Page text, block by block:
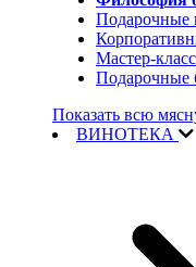
Подарочные
Мастер-
Подарочные
Показать всю
ВИНОТЕКА